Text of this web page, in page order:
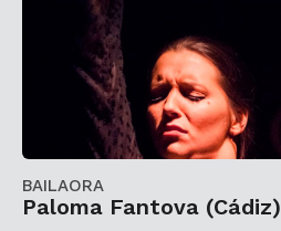
BAILAORA
Paloma Fantova (Cádiz)